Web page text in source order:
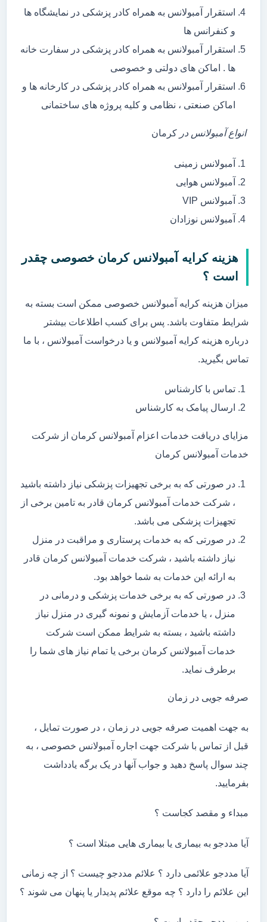
استقرار آمبولانس به همراه کادر پزشکی در نمایشگاه ها
و کنفرانس ها
استقرار آمبولانس به همراه کادر پزشکی در سفارت خانه
ها . اماکن های دولتی و خصوصی
استقرار آمبولانس به همراه کادر پزشکی در کارخانه ها و
اماکن صنعتی ، نظامی و کلیه پروژه های ساختمانی
انواع آمبولانس در کرمان
آمبولانس زمینی
آمبولانس هوایی
آمبولانس VIP
آمبولانس نوزادان
هزینه کرایه آمبولانس کرمان خصوصی چقدر
است ؟
میزان هزینه کرایه آمبولانس خصوصی ممکن است بسته به
شرایط متفاوت باشد. پس برای کسب اطلاعات بیشتر
درباره هزینه کرایه آمبولانس و یا درخواست آمبولانس ، با ما
تماس بگیرید.
تماس با کارشناس
ارسال پیامک به کارشناس
مزایای دریافت خدمات اعزام آمبولانس کرمان از شرکت
خدمات آمبولانس کرمان
در صورتی که به برخی تجهیزات پزشکی نیاز داشته باشید
، شرکت خدمات آمبولانس کرمان قادر به تامین برخی از
تجهیزات پزشکی می باشد.
در صورتی که به خدمات پرستاری و مراقبت در منزل
نیاز داشته باشید ، شرکت خدمات آمبولانس کرمان قادر
به ارائه این خدمات به شما خواهد بود.
در صورتی که به برخی خدمات پزشکی و درمانی در
منزل ، یا خدمات آزمایش و نمونه گیری در منزل نیاز
داشته باشید ، بسته به شرایط ممکن است شرکت
خدمات آمبولانس کرمان برخی یا تمام نیاز های شما را
برطرف نماید.
صرفه جویی در زمان
به جهت اهمیت صرفه جویی در زمان ، در صورت تمایل ،
قبل از تماس با شرکت جهت اجاره آمبولانس خصوصی ، به
چند سوال پاسخ دهید و جواب آنها در یک برگه یادداشت
بفرمایید.
مبداء و مقصد کجاست ؟
آیا مددجو به بیماری یا بیماری هایی مبتلا است ؟
آیا مددجو علائمی دارد ؟ علائم مددجو چیست ؟ از چه زمانی
این علائم را دارد ؟ چه موقع علائم پدیدار یا پنهان می شوند ؟